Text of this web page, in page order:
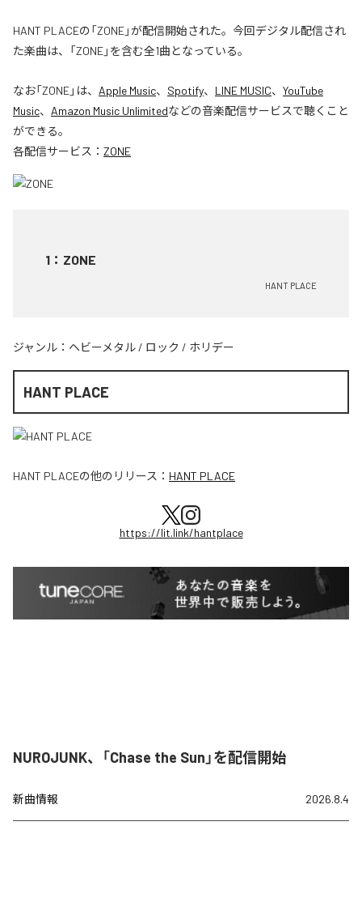
HANT PLACEの「ZONE」が配信開始された。今回デジタル配信され
た楽曲は、「ZONE」を含む全1曲となっている。
なお「ZONE」は、 Apple Music、 Spotify、 LINE MUSIC、 YouTube
Music、 Amazon Music Unlimitedなどの音楽配信サービスで聴くこと
ができる。
各配信サービス： ZONE
1 ： ZONE
HANT PLACE
ジャンル： ヘビーメタル / ロック / ホリデー
HANT PLACE
HANT PLACEの他のリリース： HANT PLACE
https://lit.link/hantplace
NUROJUNK、「Chase the Sun」を配信開始
新曲情報 2026.8.4